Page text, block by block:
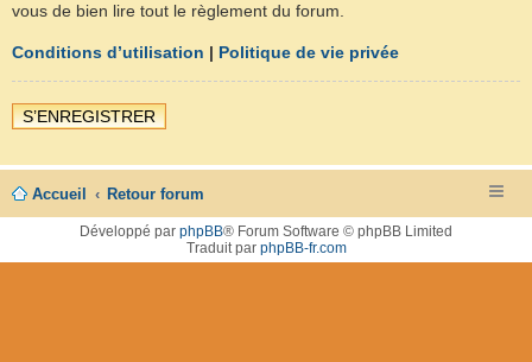
vous de bien lire tout le règlement du forum.
Conditions d’utilisation | Politique de vie privée
S’ENREGISTRER
Accueil Retour forum
Développé par phpBB® Forum Software © phpBB Limited
Traduit par phpBB-fr.com